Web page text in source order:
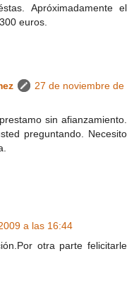
Apróximadamente el
euros.
27 de noviembre de
sin afianzamiento.
preguntando. Necesito
a las 16:44
otra parte felicitarle